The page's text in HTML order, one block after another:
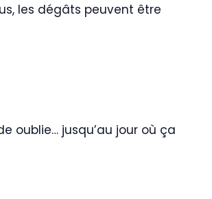
les dégâts peuvent être
oublie… jusqu’au jour où ça